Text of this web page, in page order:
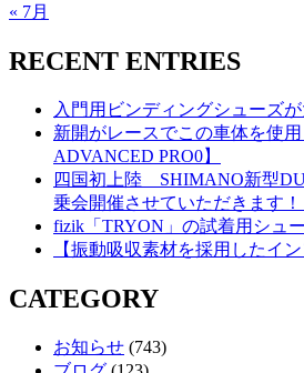
« 7月
RECENT ENTRIES
入門用ビンディングシューズ
新開がレースでこの車体を使
ADVANCED PRO0】
四国初上陸 SHIMANO新型
乗会開催させていただきます！
fizik「TRYON」の試着用シュ
【振動吸収素材を採用したイ
CATEGORY
お知らせ (743)